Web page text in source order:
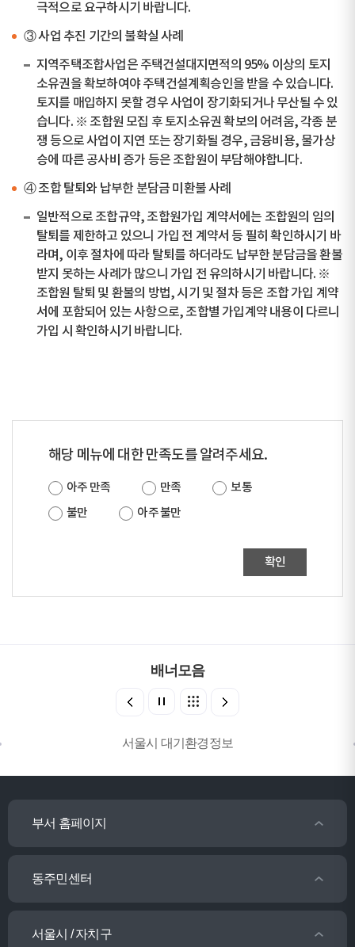
극적으로 요구하시기 바랍니다.
③ 사업 추진 기간의 불확실 사례
지역주택조합사업은 주택건설대지면적의 95% 이상의 토지
소유권을 확보하여야 주택건설계획승인을 받을 수 있습니다.
토지를 매입하지 못할 경우 사업이 장기화되거나 무산될 수 있
습니다. ※ 조합원 모집 후 토지소유권 확보의 어려움, 각종 분
쟁 등으로 사업이 지연 또는 장기화될 경우, 금융비용, 물가상
승에 따른 공사비 증가 등은 조합원이 부담해야합니다.
④ 조합 탈퇴와 납부한 분담금 미환불 사례
일반적으로 조합규약, 조합원가입 계약서에는 조합원의 임의
탈퇴를 제한하고 있으니 가입 전 계약서 등 필히 확인하시기 바
라며, 이후 절차에 따라 탈퇴를 하더라도 납부한 분담금을 환불
받지 못하는 사례가 많으니 가입 전 유의하시기 바랍니다. ※
조합원 탈퇴 및 환불의 방법, 시기 및 절차 등은 조합 가입 계약
서에 포함되어 있는 사항으로, 조합별 가입계약 내용이 다르니
가입 시 확인하시기 바랍니다.
해당 메뉴에 대한 만족도를 알려주세요.
아주 만족 만족
보통
불만
아주 불만
확인
배너모음
서울시 대기환경정보
부서 홈페이지
동주민센터
서울시 / 자치구